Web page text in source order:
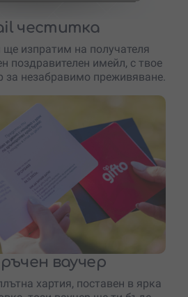
честитка
ще изпратим на получателя
поздравителен имейл, с твое
за незабравимо преживяване.
ваучер
хартия, поставен в ярка